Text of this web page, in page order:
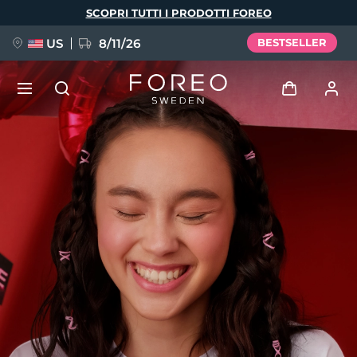
SCOPRI TUTTI I PRODOTTI FOREO
US 8/11/26 BESTSELLER
Profilo utente
I miei dispositivi
I miei ordini
I miei indirizzi
I miei abbonamenti
NUOVO
FAQ™ Pure Beauty-Tech Elixir
BREAKING NEWS
issa™ Teeth Whitening Set
Lingua
English Deutsch
Español
Français
Italiano
Português
Polski
Svenska
Русский
Türkçe
简体中文 繁體中文